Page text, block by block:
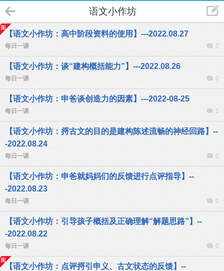
语文小作坊
【语文小作坊：高中阶段资料的使用】---2022.08.27
每日一课 0
【语文小作坊：谈“建构概括能力”】---2022.08.26
每日一课 0
【语文小作坊：申爸谈创造力的因素】---2022-08-25
每日一课 1
【语文小作坊：捋古文的目的是建构陈述流畅的神经回路】--
-2022.08.24
每日一课 0
【语文小作坊：申爸就妈妈们的反馈进行点评指导】--
-2022.08.23
每日一课 0
【语文小作坊：引导孩子概括及正确理解“解题思路”】--
-2022.08.22
每日一课 0
【语文小作坊：点评捋引申义、古文状态的反馈】--